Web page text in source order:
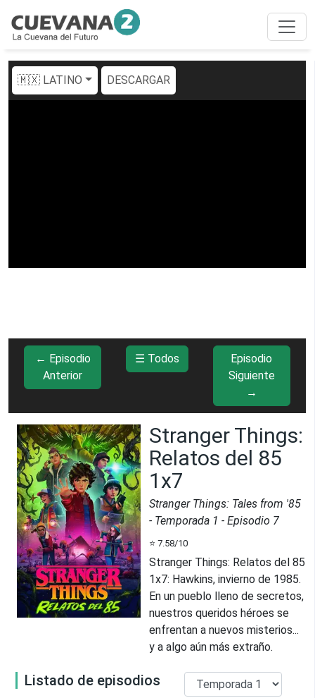
🇲🇽 LATINO DESCARGAR
← Episodio
Anterior
☰ Todos
Episodio
Siguiente
→
Stranger Things:
Relatos del 85
1x7
Stranger Things: Tales from '85
- Temporada 1 - Episodio 7
⭐ 7.58/10
Stranger Things: Relatos del 85
1x7: Hawkins, invierno de 1985.
En un pueblo lleno de secretos,
nuestros queridos héroes se
enfrentan a nuevos misterios...
y a algo aún más extraño.
Listado de episodios